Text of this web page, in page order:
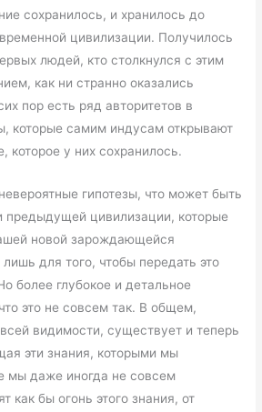
сохранилось, и хранилось до
цивилизации. Получилось
людей, кто столкнулся с этим
как ни странно оказались
пор есть ряд авторитетов в
которые самим индусам открывают
которое у них сохранилось.
гипотезы, что может быть
предыдущей цивилизации, которые
новой зарождающейся
для того, чтобы передать это
более глубокое и детальное
это не совсем так. В общем,
видимости, существует и теперь
эти знания, которыми мы
мы даже иногда не совсем
как бы огонь этого знания, от